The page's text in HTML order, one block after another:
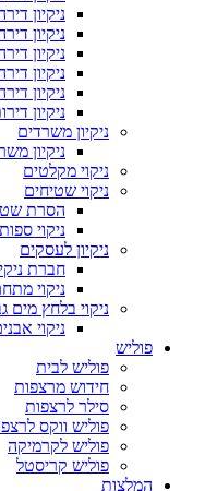
ניקיון
ניקיון
ניקיון
ניקיון
ניקיון
ניקיון
ניקיון משרדים
ניקיון
ניקוי מקלטים
ניקוי שטיחים
הסרת
ניקוי ספות
ניקיון לעסקים
חברת
ניקוי
ניקוי בלחץ מים
ניקוי
פוליש
פוליש לבית
חידוש מרצפות
סילר לרצפות
פוליש ווקס
פוליש לקרמיקה
פוליש קריסטל
המלצות